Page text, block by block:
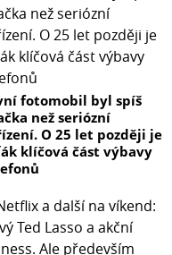
fotomobil byl spíš
než seriózní
O 25 let později je
klíčová část výbavy